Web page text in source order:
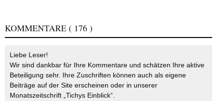
KOMMENTARE ( 176 )
Liebe Leser!
Wir sind dankbar für Ihre Kommentare und schätzen Ihre aktive
Beteiligung sehr. Ihre Zuschriften können auch als eigene
Beiträge auf der Site erscheinen oder in unserer
Monatszeitschrift „Tichys Einblick“.